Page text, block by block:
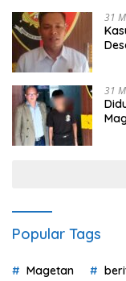
31
31
Popular Tags
Magetan